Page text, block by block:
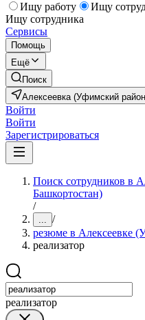
Ищу работу
Ищу
Ищу сотрудника
Сервисы
Помощь
Ещё
Поиск
Алексеевка (Уфимский
Войти
Войти
Зарегистрироваться
Поиск сотрудников в
Башкортостан)
/
... /
резюме в Алексеевке
реализатор
реализатор